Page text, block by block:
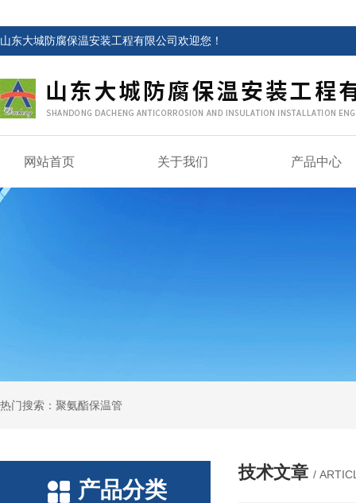
山东大城防腐保温安装工程有限公司欢迎您！
网站首页 关于我们 产品中心
热门搜索：聚氨酯保温管
产品分类
技术文章 /